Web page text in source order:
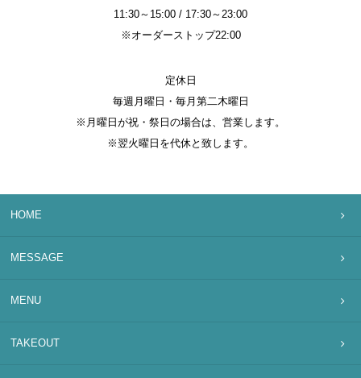
11:30～15:00 / 17:30～23:00
※オーダーストップ22:00
定休日
毎週月曜日・毎月第二木曜日
※月曜日が祝・祭日の場合は、営業します。
※翌火曜日を代休と致します。
HOME
MESSAGE
MENU
TAKEOUT